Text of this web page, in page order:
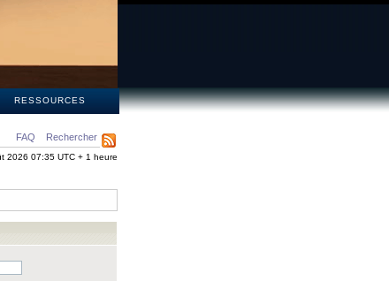
RESSOURCES
FAQ Rechercher
2026 07:35 UTC + 1 heure